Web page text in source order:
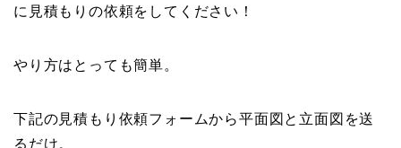
に見積もりの依頼をしてください！
やり方はとっても簡単。
下記の見積もり依頼フォームから平面図と立面図を送
るだけ。